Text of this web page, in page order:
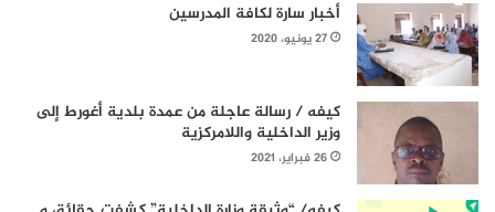
أخبار سارة لكافة المدرسين
27 يونيو، 2020
كيفه / رسالة عاجلة من عمدة بلدية أغورط إلى
وزير الداخلية واللامركزية
26 فبراير، 2021